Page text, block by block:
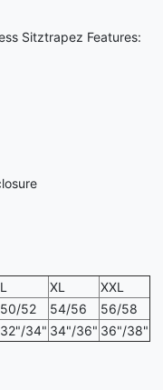
Sitztrapez Features:
L XL
XXL
50/52 54/56
56/58
32"/34" 34"/36" 36"/38"